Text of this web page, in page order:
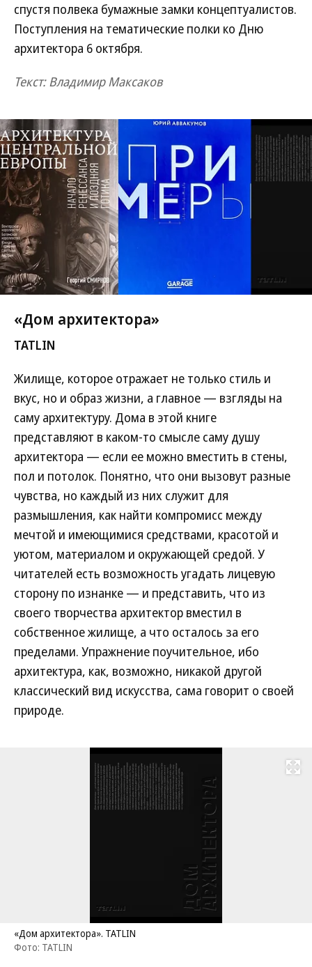
спустя полвека бумажные замки концептуалистов.
Поступления на тематические полки ко Дню
архитектора 6 октября.
Текст: Владимир Максаков
«Дом архитектора»
TATLIN
Жилище, которое отражает не только стиль и
вкус, но и образ жизни, а главное — взгляды на
саму архитектуру. Дома в этой книге
представляют в каком-то смысле саму душу
архитектора — если ее можно вместить в стены,
пол и потолок. Понятно, что они вызовут разные
чувства, но каждый из них служит для
размышления, как найти компромисс между
мечтой и имеющимися средствами, красотой и
уютом, материалом и окружающей средой. У
читателей есть возможность угадать лицевую
сторону по изнанке — и представить, что из
своего творчества архитектор вместил в
собственное жилище, а что осталось за его
пределами. Упражнение поучительное, ибо
архитектура, как, возможно, никакой другой
классический вид искусства, сама говорит о своей
природе.
Развернуть
«Дом архитектора». TATLIN
Фото: TATLIN